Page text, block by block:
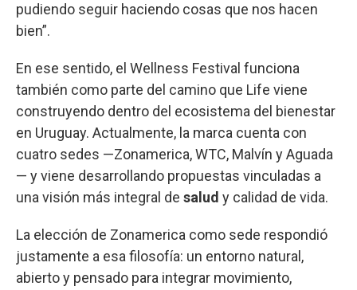
pudiendo seguir haciendo cosas que nos hacen
bien”.
En ese sentido, el Wellness Festival funciona
también como parte del camino que Life viene
construyendo dentro del ecosistema del bienestar
en Uruguay. Actualmente, la marca cuenta con
cuatro sedes —Zonamerica, WTC, Malvín y Aguada
— y viene desarrollando propuestas vinculadas a
una visión más integral de salud y calidad de vida.
La elección de Zonamerica como sede respondió
justamente a esa filosofía: un entorno natural,
abierto y pensado para integrar movimiento,